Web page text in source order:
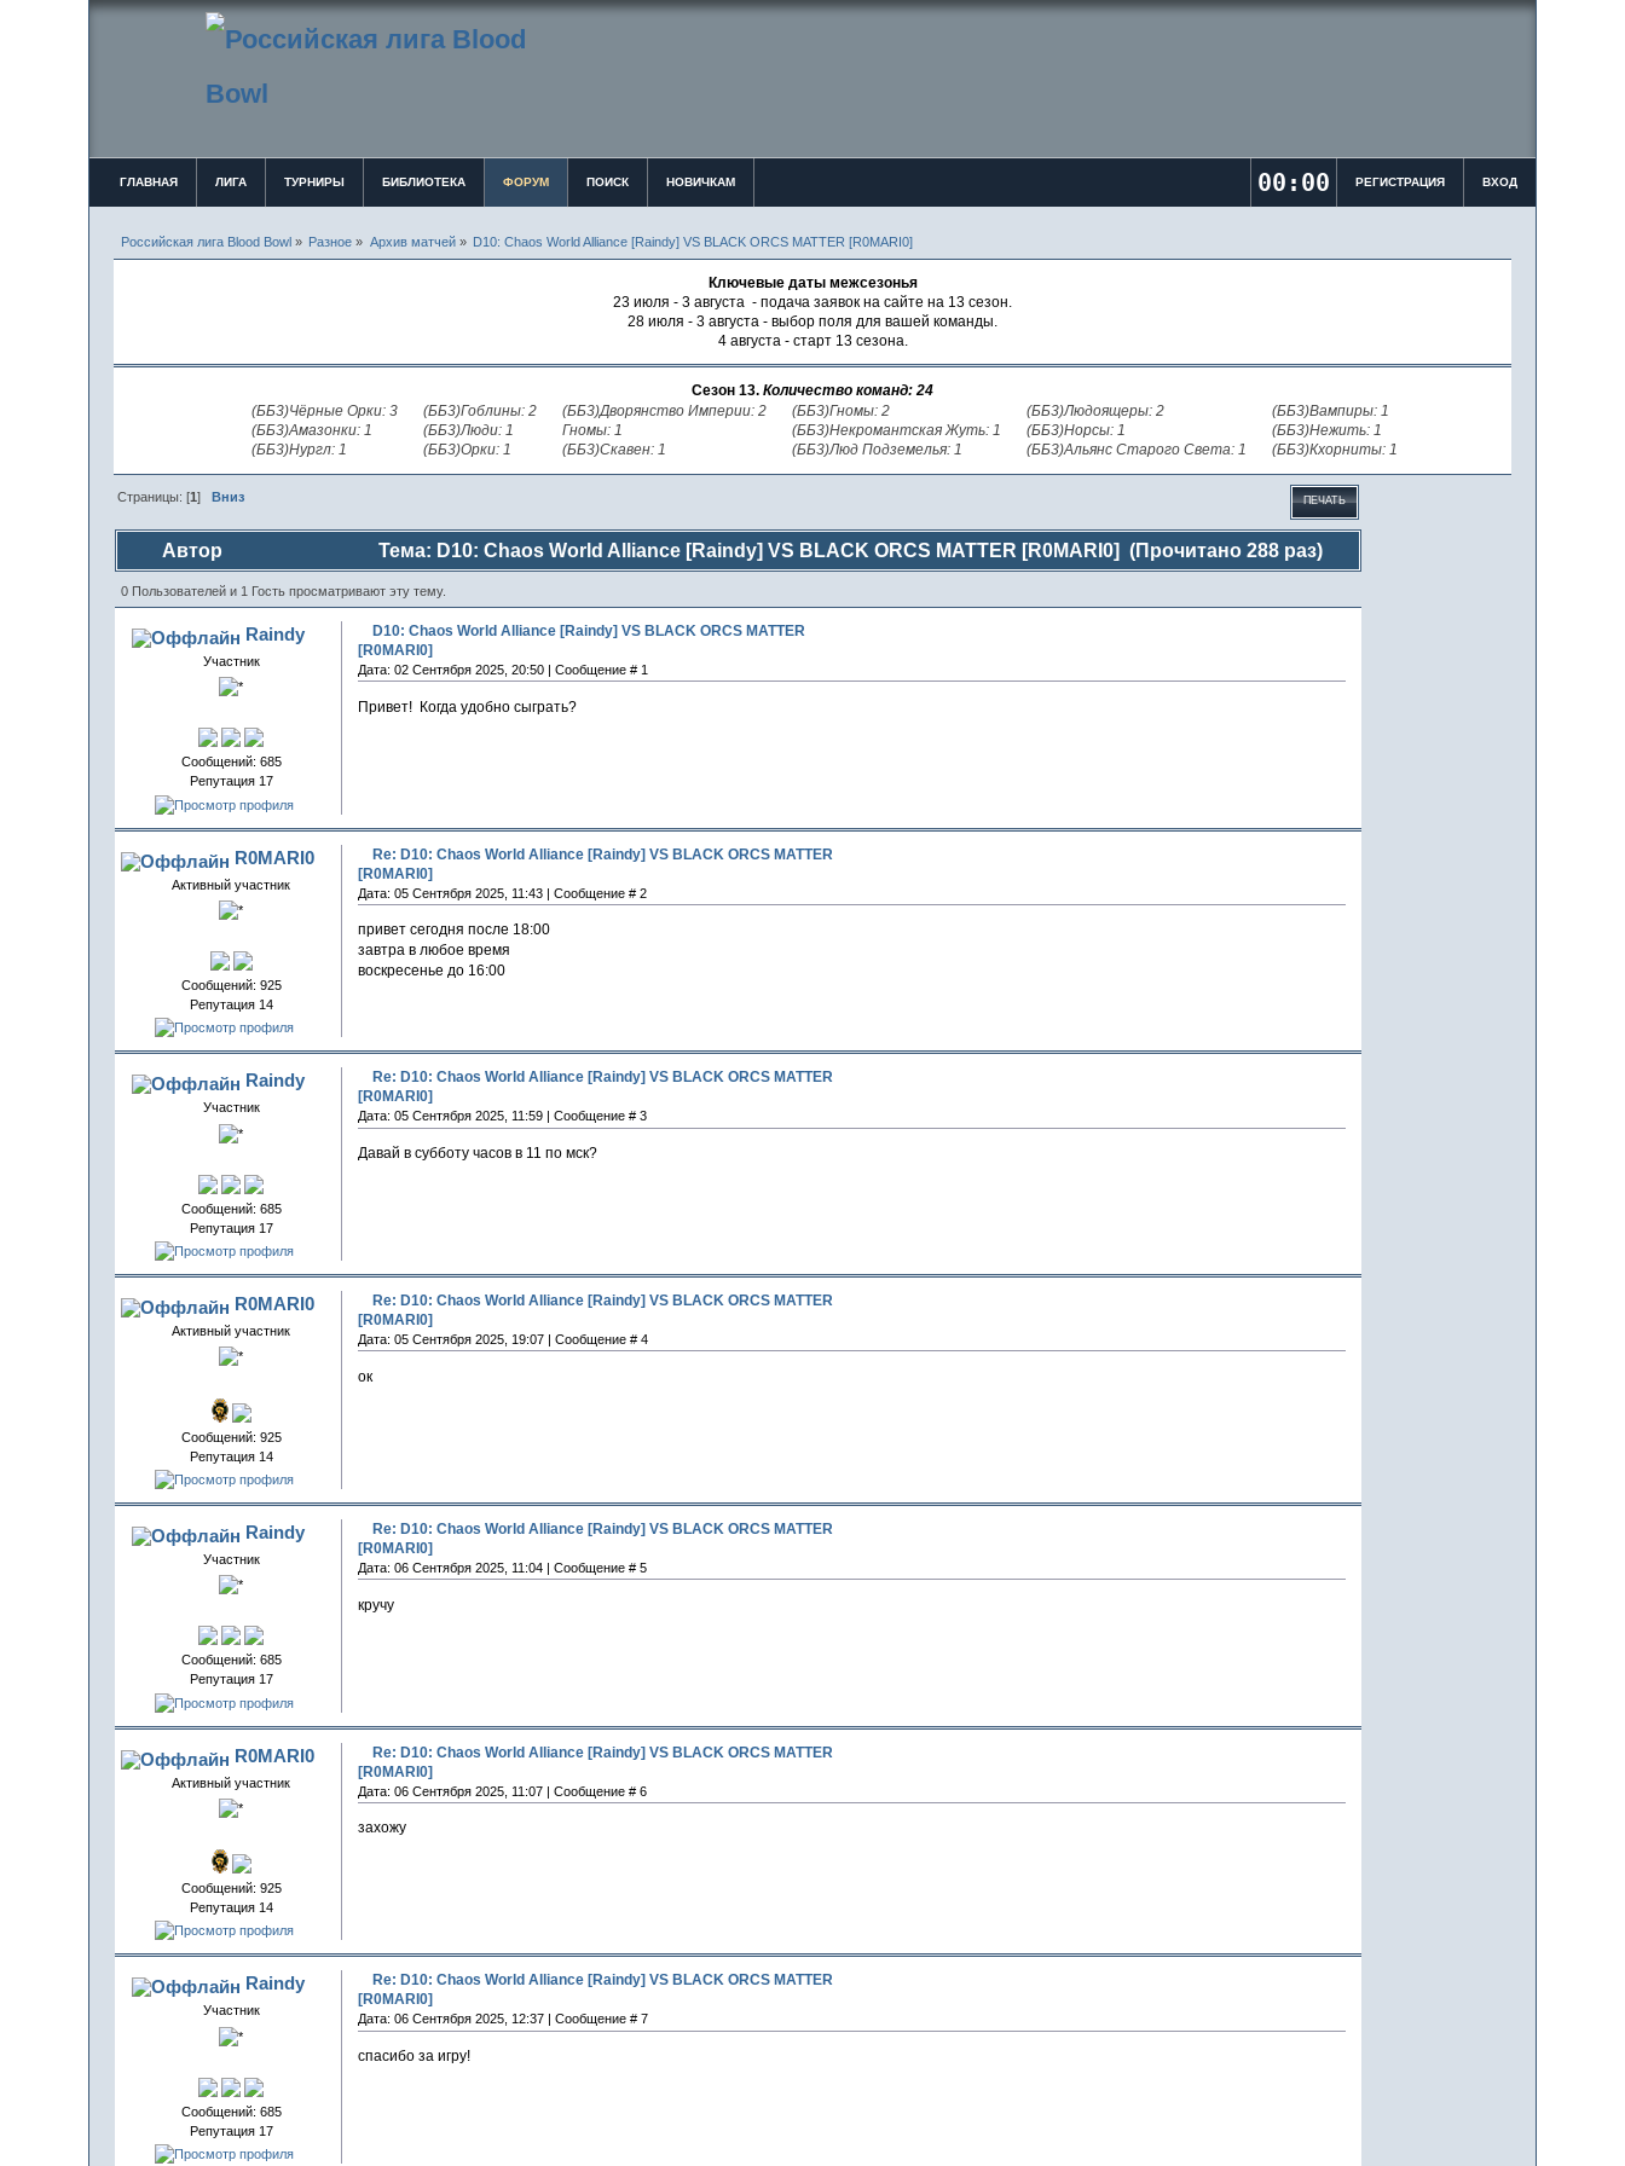
ГЛАВНАЯ ЛИГА ТУРНИРЫ БИБЛИОТЕКА ФОРУМ ПОИСК НОВИЧКАМ 00:00 РЕГИСТРАЦИЯ ВХОД
Российская лига Blood Bowl » Разное » Архив матчей» D10: Chaos World Alliance [Raindy] VS BLACK ORCS MATTER [R0MARI0]
Ключевые даты межсезонья
23 июля - 3 августа - подача заявок на сайте на 13 сезон.
28 июля - 3 августа - выбор поля для вашей команды.
4 августа - старт 13 сезона.
Сезон 13. Количество команд: 24
(ББ3)Чёрные Орки: 3
(ББ3)Амазонки: 1
(ББ3)Нургл: 1
(ББ3)Гоблины: 2
(ББ3)Люди: 1
(ББ3)Орки: 1
(ББ3)Дворянство Империи: 2
Гномы: 1
(ББ3)Скавен: 1
(ББ3)Гномы: 2
(ББ3)Некромантская Жуть: 1
(ББ3)Люд Подземелья: 1
(ББ3)Людоящеры: 2
(ББ3)Норсы: 1
(ББ3)Альянс Старого Света: 1
(ББ3)Вампиры: 1
(ББ3)Нежить: 1
(ББ3)Кхорниты: 1
ПЕЧАТЬ
Страницы: [1]Вниз
Автор Тема: D10: Chaos World Alliance [Raindy] VS BLACK ORCS MATTER [R0MARI0] (Прочитано 288 раз)
0 Пользователей и 1 Гость просматривают эту тему.
Raindy
Участник
Сообщений: 685
Репутация 17
D10: Chaos World Alliance [Raindy] VS BLACK ORCS MATTER
[R0MARI0]
Дата: 02 Сентября 2025, 20:50 | Сообщение # 1
Привет! Когда удобно сыграть?
R0MARI0
Активный участник
Сообщений: 925
Репутация 14
Re: D10: Chaos World Alliance [Raindy] VS BLACK ORCS MATTER
[R0MARI0]
Дата: 05 Сентября 2025, 11:43 | Сообщение # 2
привет сегодня после 18:00
завтра в любое время
воскресенье до 16:00
Raindy
Участник
Сообщений: 685
Репутация 17
Re: D10: Chaos World Alliance [Raindy] VS BLACK ORCS MATTER
[R0MARI0]
Дата: 05 Сентября 2025, 11:59 | Сообщение # 3
Давай в субботу часов в 11 по мск?
R0MARI0
Активный участник
Сообщений: 925
Репутация 14
Re: D10: Chaos World Alliance [Raindy] VS BLACK ORCS MATTER
[R0MARI0]
Дата: 05 Сентября 2025, 19:07 | Сообщение # 4
ок
Raindy
Участник
Сообщений: 685
Репутация 17
Re: D10: Chaos World Alliance [Raindy] VS BLACK ORCS MATTER
[R0MARI0]
Дата: 06 Сентября 2025, 11:04 | Сообщение # 5
кручу
R0MARI0
Активный участник
Сообщений: 925
Репутация 14
Re: D10: Chaos World Alliance [Raindy] VS BLACK ORCS MATTER
[R0MARI0]
Дата: 06 Сентября 2025, 11:07 | Сообщение # 6
захожу
Raindy
Участник
Сообщений: 685
Репутация 17
Re: D10: Chaos World Alliance [Raindy] VS BLACK ORCS MATTER
[R0MARI0]
Дата: 06 Сентября 2025, 12:37 | Сообщение # 7
спасибо за игру!